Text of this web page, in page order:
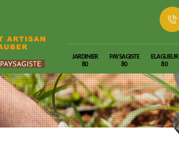
JARDINIER
80
PAYSAGISTE
80
ELAGUEUR
80